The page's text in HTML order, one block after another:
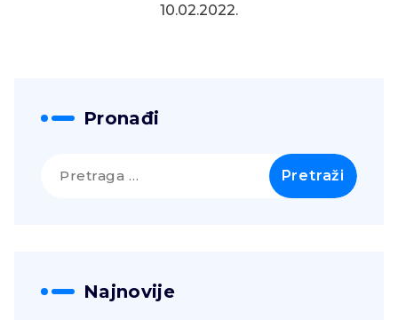
10.02.2022.
Pronađi
Najnovije